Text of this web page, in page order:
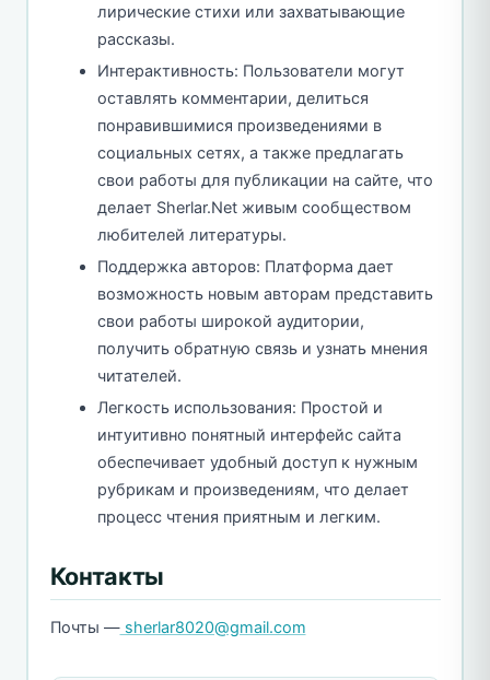
лирические стихи или захватывающие
рассказы.
Интерактивность: Пользователи могут
оставлять комментарии, делиться
понравившимися произведениями в
социальных сетях, а также предлагать
свои работы для публикации на сайте, что
делает Sherlar.Net живым сообществом
любителей литературы.
Поддержка авторов: Платформа дает
возможность новым авторам представить
свои работы широкой аудитории,
получить обратную связь и узнать мнения
читателей.
Легкость использования: Простой и
интуитивно понятный интерфейс сайта
обеспечивает удобный доступ к нужным
рубрикам и произведениям, что делает
процесс чтения приятным и легким.
Контакты
Почты —sherlar8020@gmail.com